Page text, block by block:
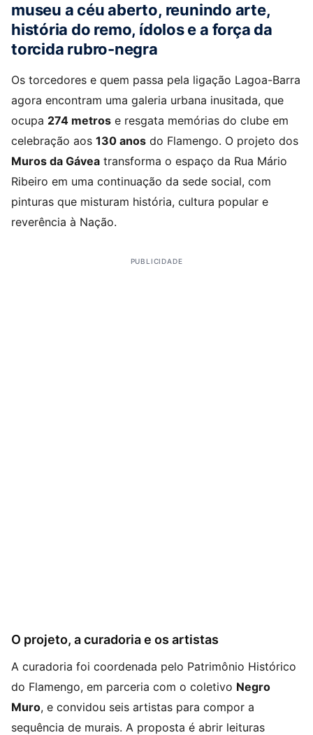
museu a céu aberto, reunindo arte,
história do remo, ídolos e a força da
torcida rubro-negra
Os torcedores e quem passa pela ligação Lagoa-Barra
agora encontram uma galeria urbana inusitada, que
ocupa 274 metros e resgata memórias do clube em
celebração aos 130 anos do Flamengo. O projeto dos
Muros da Gávea transforma o espaço da Rua Mário
Ribeiro em uma continuação da sede social, com
pinturas que misturam história, cultura popular e
reverência à Nação.
PUBLICIDADE
O projeto, a curadoria e os artistas
A curadoria foi coordenada pelo Patrimônio Histórico
do Flamengo, em parceria com o coletivo Negro
Muro, e convidou seis artistas para compor a
sequência de murais. A proposta é abrir leituras